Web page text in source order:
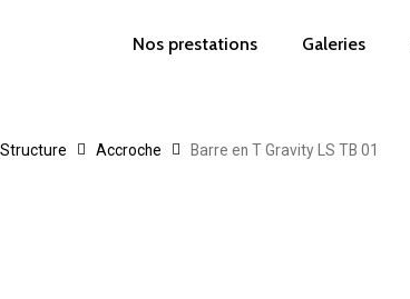
Nos prestations Galeries
Structure Accroche Barre en T Gravity LS TB 01